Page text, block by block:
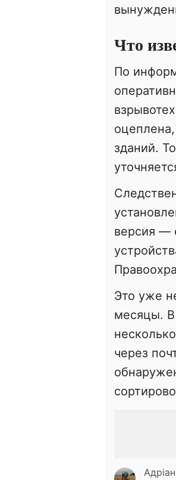
Что
По
зданий.
версия —
Это уже
месяцы. В
через